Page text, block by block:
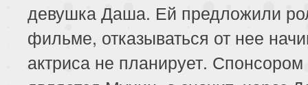
девушка Даша. Ей предложили
фильме, отказываться от нее
актриса не планирует.